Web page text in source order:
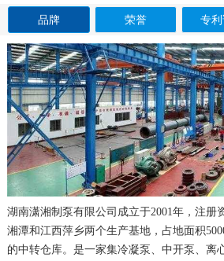
品牌 荣誉 专
湖南潇湘制泵有限公司成立于2001年，注册
湘潭和江西萍乡两个生产基地，占地面积
的中转仓库。是一家集冷凝泵、中开泵、离